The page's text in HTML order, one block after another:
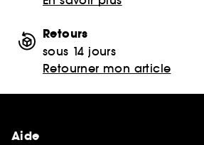
Retours
sous 14 jours
Retourner mon article
Aide